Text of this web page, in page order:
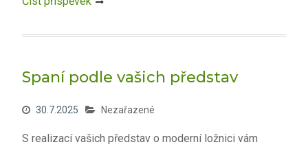
Spaní podle vašich představ
30.7.2025 Nezařazené
S realizací vašich představ o moderní ložnici vám